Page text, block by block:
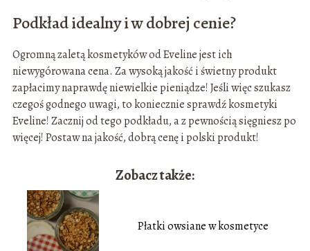
Podkład idealny i w dobrej cenie?
Ogromną zaletą kosmetyków od Eveline jest ich
niewygórowana cena. Za wysoką jakość i świetny produkt
zapłacimy naprawdę niewielkie pieniądze! Jeśli więc szukasz
czegoś godnego uwagi, to koniecznie sprawdź kosmetyki
Eveline! Zacznij od tego podkładu, a z pewnością sięgniesz po
więcej! Postaw na jakość, dobrą cenę i polski produkt!
Zobacz także:
Płatki owsiane w kosmetyce